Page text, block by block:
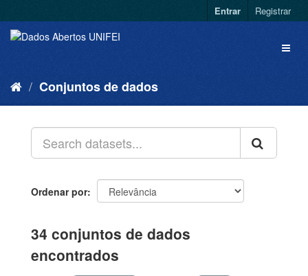
Entrar Registrar
Conjuntos de dados
Ordenar por
34 conjuntos de dados
encontrados